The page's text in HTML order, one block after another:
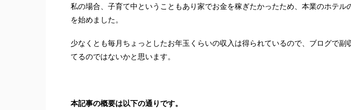
私の場合、子育て中ということもあり家でお金を稼ぎたかったため、本業のホテル
を始めました。
少なくとも毎月ちょっとしたお年玉くらいの収入は得られているので、ブログで副
てるのではないかと思います。
本記事の概要は以下の通りです。